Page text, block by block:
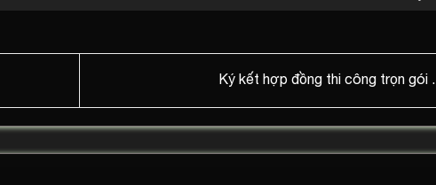
Ký kết hợp đồng thi công trọn gói .